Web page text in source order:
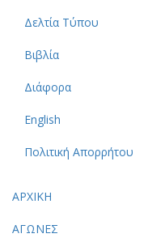
Δελτία Τύπου
Βιβλία
Διάφορα
English
Πολιτική Απορρήτου
ΑΡΧΙΚΗ
ΑΓΩΝΕΣ